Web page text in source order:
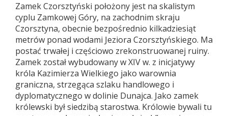
Zamek Czorsztyński położony jest na skalistym
cyplu Zamkowej Góry, na zachodnim skraju
Czorsztyna, obecnie bezpośrednio kilkadziesiąt
metrów ponad wodami Jeziora Czorsztyńskiego. Ma
postać trwałej i częściowo zrekonstruowanej ruiny.
Zamek został wybudowany w XIV w. z inicjatywy
króla Kazimierza Wielkiego jako warownia
graniczna, strzegąca szlaku handlowego i
dyplomatycznego w dolinie Dunajca. Jako zamek
królewski był siedzibą starostwa. Królowie bywali tu